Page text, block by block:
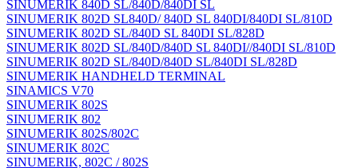
SINUMERIK 840D SL/840D/840DI SL
SINUMERIK 802D SL840D/ 840D SL 840DI/840DI SL/810D
SINUMERIK 802D SL/840D SL 840DI SL/828D
SINUMERIK 802D SL/840D/840D SL 840DI//840DI SL/810D
SINUMERIK 802D SL/840D/840D SL/840DI SL/828D
SINUMERIK HANDHELD TERMINAL
SINAMICS V70
SINUMERIK 802S
SINUMERIK 802
SINUMERIK 802S/802C
SINUMERIK 802C
SINUMERIK, 802C / 802S